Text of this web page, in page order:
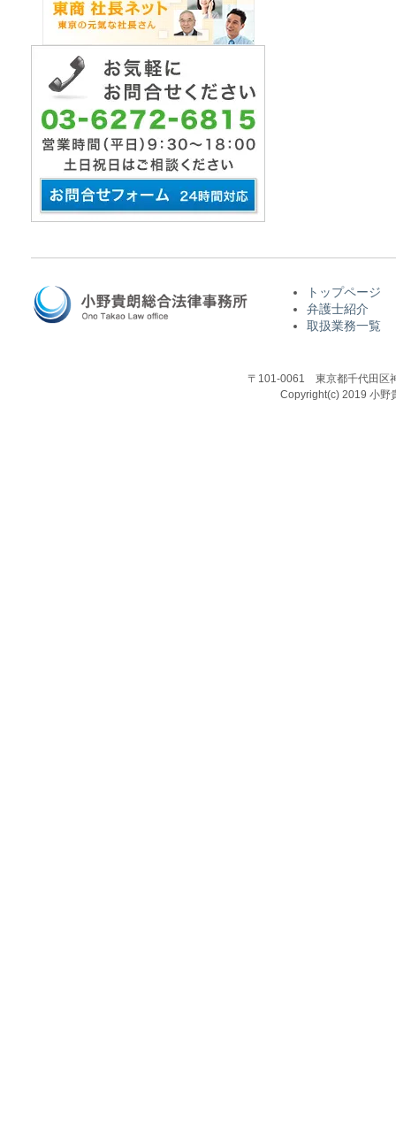
トップページ
弁護士紹介
取扱業務一覧
〒101-0061 東京都千代田区
Copyright(c) 2019 小野